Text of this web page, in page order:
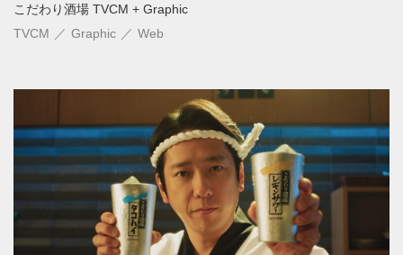
こだわり酒場 TVCM + Graphic
TVCM
Graphic Web